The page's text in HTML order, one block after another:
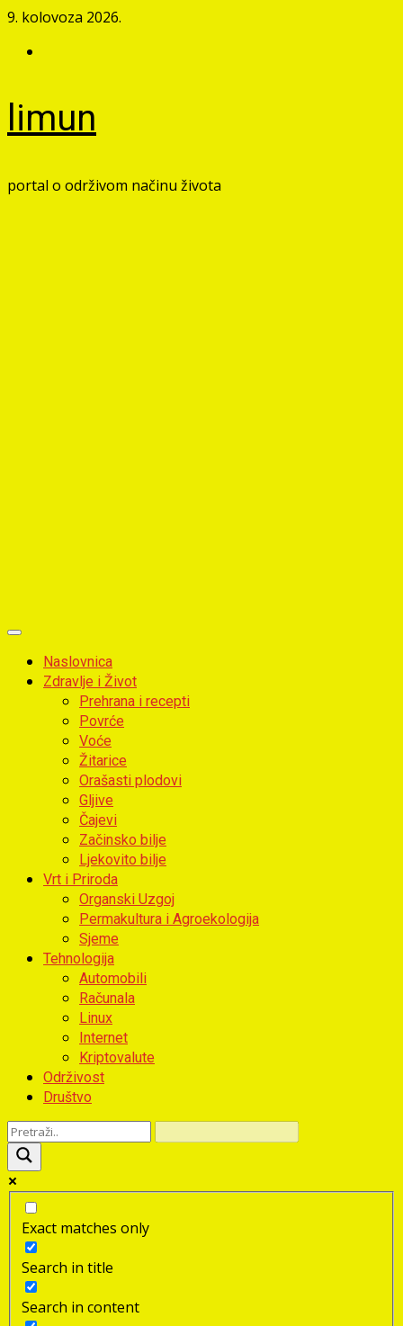
Skip
content
9. kolovoza 2026.
limun
portal o održivom načinu života
Primary
MenuNaslovnica
Zdravlje i Život
Prehrana i recepti
Povrće
Voće
Žitarice
Orašasti plodovi
Gljive
Čajevi
Začinsko bilje
Ljekovito bilje
Vrt i Priroda
Organski Uzgoj
Permakultura i Agroekologija
Sjeme
Tehnologija
Automobili
Računala
Linux
Internet
Kriptovalute
Održivost
Društvo
Exact matches only
Search in title
Search in content